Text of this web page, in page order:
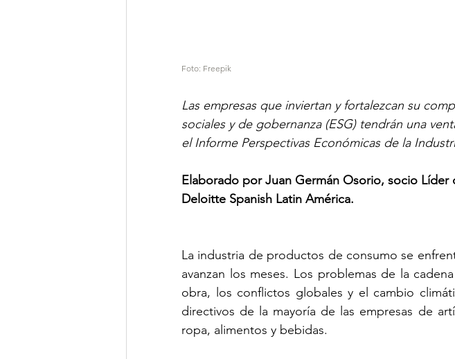
Foto: Freepik
Las empresas que inviertan y fortalezcan su
sociales y de gobernanza (ESG) tendrán una
el Informe Perspectivas Económicas de la
Elaborado por Juan Germán Osorio, socio
Deloitte Spanish Latin América.
La industria de productos de consumo se
avanzan los meses. Los problemas de la
obra, los conflictos globales y el cambio
directivos de la mayoría de las empresas de
ropa, alimentos y bebidas.